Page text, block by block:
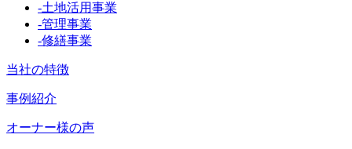
-土地活用事業
-管理事業
-修繕事業
当社の特徴
事例紹介
オーナー様の声